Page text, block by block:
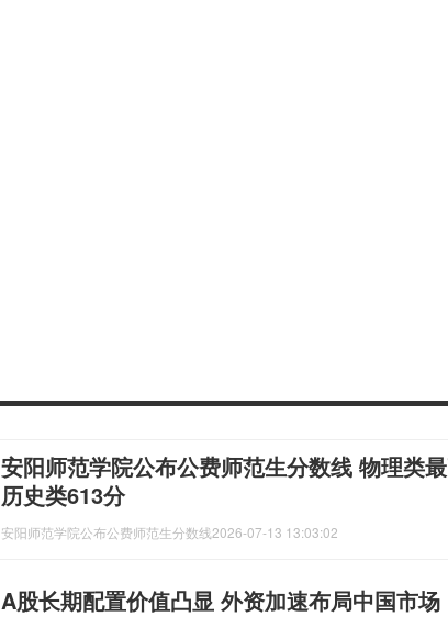
安阳师范学院公布公费师范生分数线 物理类
历史类613分
安阳师范学院公布公费师范生分数线2026-07-13 13:03:02
A股长期配置价值凸显 外资加速布局中国市场